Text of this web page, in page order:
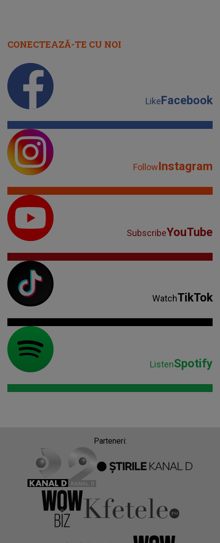
CONECTEAZĂ-TE CU NOI
LikeFacebook
FollowInstagram
SubscribeYouTube
WatchTikTok
ListenSpotify
Parteneri: